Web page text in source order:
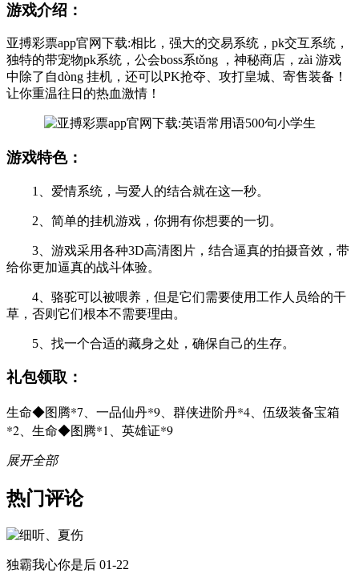
游戏介绍：
亚搏彩票app官网下载:相比，强大的交易系统，pk交互系统，
独特的带宠物pk系统，公会boss系tǒng ，神秘商店，zài 游戏
中除了自dòng 挂机，还可以PK抢夺、攻打皇城、寄售装备！
让你重温往日的热血激情！
游戏特色：
1、爱情系统，与爱人的结合就在这一秒。
2、简单的挂机游戏，你拥有你想要的一切。
3、游戏采用各种3D高清图片，结合逼真的拍摄音效，带
给你更加逼真的战斗体验。
4、骆驼可以被喂养，但是它们需要使用工作人员给的干
草，否则它们根本不需要理由。
5、找一个合适的藏身之处，确保自己的生存。
礼包领取：
生命◆图腾*7、一品仙丹*9、群侠进阶丹*4、伍级装备宝箱
*2、生命◆图腾*1、英雄证*9
展开全部
热门评论
独霸我心你是后 01-22